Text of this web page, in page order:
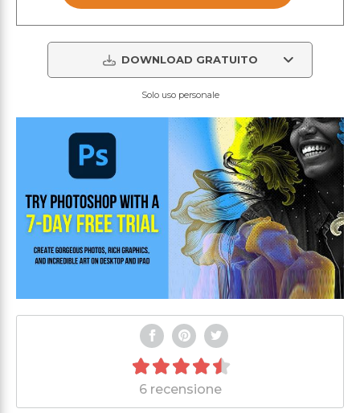
DOWNLOAD GRATUITO
Solo uso personale
6 recensione